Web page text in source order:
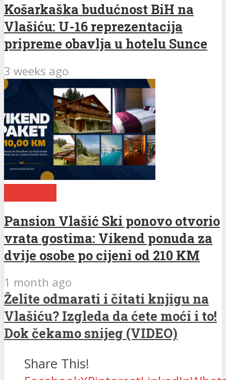
Košarkaška budućnost BiH na
Vlašiću: U-16 reprezentacija
pripreme obavlja u hotelu Sunce
3 weeks ago
Pansion Vlašić Ski ponovo otvorio
vrata gostima: Vikend ponuda za
dvije osobe po cijeni od 210 KM
1 month ago
Želite odmarati i čitati knjigu na
Vlašiću? Izgleda da ćete moći i to!
Dok čekamo snijeg (VIDEO)
Share This!